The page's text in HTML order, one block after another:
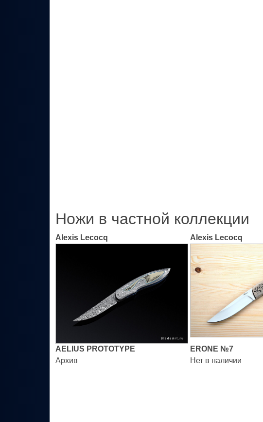
Ножи в частной коллекции
Alexis Lecocq Alexis Lecocq
AELIUS PROTOTYPE
Архив
ERONE №7
Нет в наличии